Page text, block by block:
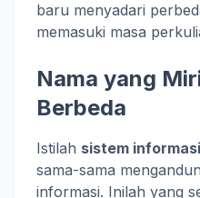
baru menyadari
memasuki masa
Nama yang
Berbeda
Istilah sistem informasi
sama-sama
informasi. Inilah yang